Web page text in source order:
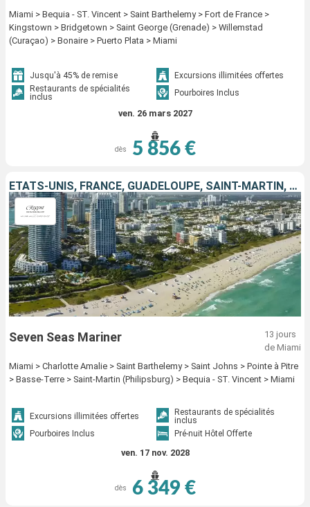
Miami > Bequia - ST. Vincent > Saint Barthelemy > Fort de France >
Kingstown > Bridgetown > Saint George (Grenade) > Willemstad
(Curaçao) > Bonaire > Puerto Plata > Miami
Jusqu'à 45% de remise
Excursions illimitées offertes
Restaurants de spécialités
inclus
Pourboires Inclus
ven. 26 mars 2027
dès 5 856 €
ÉTATS-UNIS, FRANCE, GUADELOUPE, SAINT-MARTIN, SAINT VINCENT-ET-LES-GRENADINES
Seven Seas Mariner
13 jours
de Miami
Miami > Charlotte Amalie > Saint Barthelemy > Saint Johns > Pointe à Pitre
> Basse-Terre > Saint-Martin (Philipsburg) > Bequia - ST. Vincent > Miami
Excursions illimitées offertes
Restaurants de spécialités
inclus
Pourboires Inclus
Pré-nuit Hôtel Offerte
ven. 17 nov. 2028
dès 6 349 €